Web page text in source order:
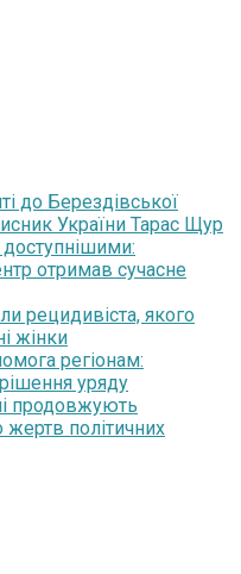
до Берездівської
України Тарас Щур
доступнішими:
отримав сучасне
рецидивіста, якого
жінки
регіонам:
уряду
продовжують
політичних